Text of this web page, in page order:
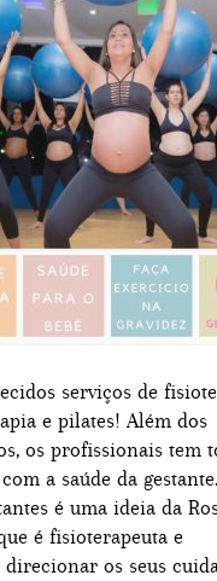
serviços de
e pilates! Além dos
os profissionais tem
a saúde da
é uma ideia da
é fisioterapeuta e
direcionar os seus